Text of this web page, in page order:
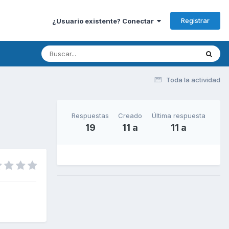
¿Usuario existente? Conectar Registrar
Toda la actividad
Respuestas
19
Creado
11 a
Última respuesta
11 a